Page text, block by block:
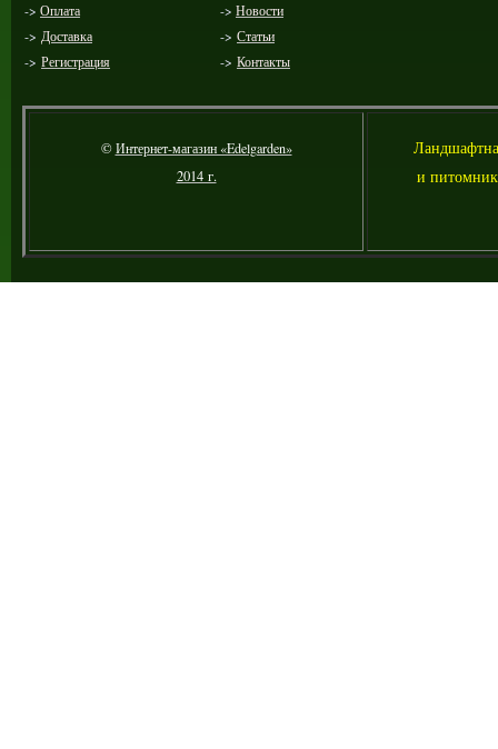
-> Оплата -> Новости
-> Доставка -> Статьи
-> Регистрация -> Контакты
©Интернет-магазин «Edelgarden»
2014 г.
Л
и питомник